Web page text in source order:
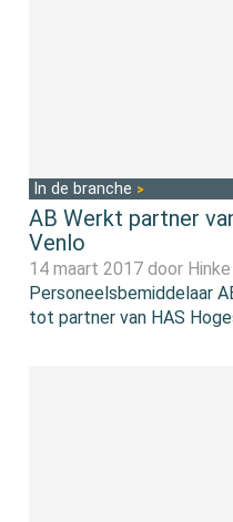
In de branche
AB Werkt partner
Venlo
14 maart 2017 door
Personeelsbemiddelaar
tot partner van HAS